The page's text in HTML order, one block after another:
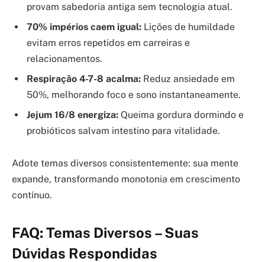
provam sabedoria antiga sem tecnologia atual.
70% impérios caem igual: Lições de humildade
evitam erros repetidos em carreiras e
relacionamentos.
Respiração 4-7-8 acalma: Reduz ansiedade em
50%, melhorando foco e sono instantaneamente.
Jejum 16/8 energiza: Queima gordura dormindo e
probióticos salvam intestino para vitalidade.
Adote temas diversos consistentemente: sua mente
expande, transformando monotonia em crescimento
contínuo.
FAQ: Temas Diversos – Suas
Dúvidas Respondidas